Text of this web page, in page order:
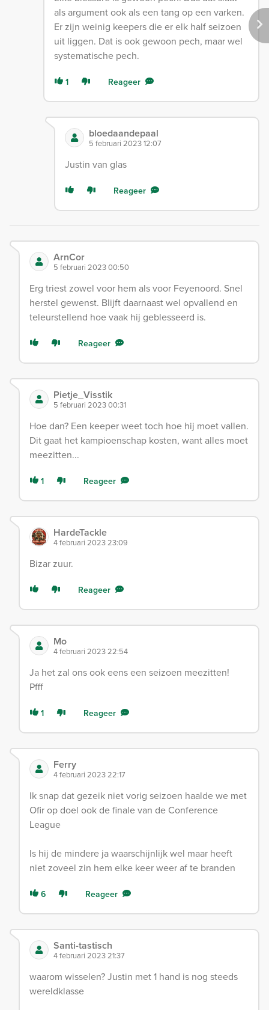
als argument ook als een tang op een varken.
Er zijn weinig keepers die er elk half seizoen
uit liggen. Dat is ook gewoon pech, maar wel
systematische pech.
1 Reageer
bloedaandepaal
5 februari 2023 12:07
Justin van glas
Reageer
ArnCor
5 februari 2023 00:50
Erg triest zowel voor hem als voor Feyenoord. Snel
herstel gewenst. Blijft daarnaast wel opvallend en
teleurstellend hoe vaak hij geblesseerd is.
Reageer
Pietje_Visstik
5 februari 2023 00:31
Hoe dan? Een keeper weet toch hoe hij moet vallen.
Dit gaat het kampioenschap kosten, want alles moet
meezitten...
1 Reageer
HardeTackle
4 februari 2023 23:09
Bizar zuur.
Reageer
Mo
4 februari 2023 22:54
Ja het zal ons ook eens een seizoen meezitten!
Pfff
1 Reageer
Ferry
4 februari 2023 22:17
Ik snap dat gezeik niet vorig seizoen haalde we met
Ofir op doel ook de finale van de Conference
League
Is hij de mindere ja waarschijnlijk wel maar heeft
niet zoveel zin hem elke keer weer af te branden
6 Reageer
Santi-tastisch
4 februari 2023 21:37
waarom wisselen? Justin met 1 hand is nog steeds
wereldklasse